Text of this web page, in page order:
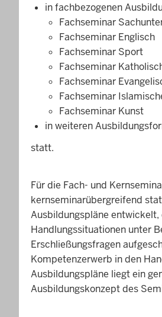
in fachbezogenen
Fachseminar
Fachseminar Englisch
Fachseminar Sport
Fachseminar
Fachseminar
Fachseminar
Fachseminar Kunst
in weiteren
statt.
Für die Fach- und
kernseminarübergreifend
Ausbildungspläne
Handlungssituationen unter
Erschließungsfragen
Kompetenzerwerb in den
Ausbildungspläne liegt ein
Ausbildungskonzept des